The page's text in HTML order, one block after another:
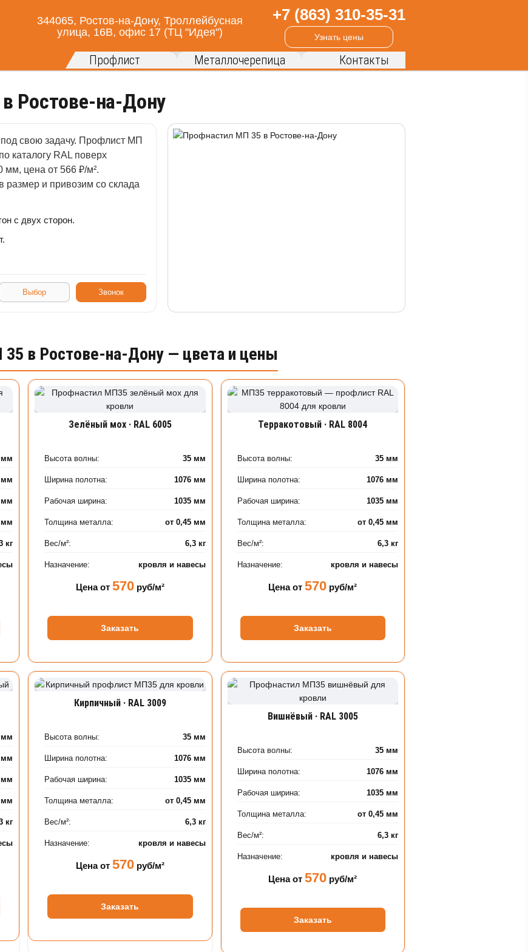
344065, Ростов-на-Дону, Троллейбусная
улица, 16В, офис 17 (ТЦ "Идея")
+7 (863) 310-35-31
Узнать цены
Профлист Металлочерепица Контакты
Ростове-на-Дону
свою задачу. Профлист МП
каталогу RAL поверх
мм, цена от 566 ₽/м².
и привозим со склада
с двух сторон.
Выбор Звонок
в Ростове-на-Дону — цвета и цены
мм
мм
мм
мм
кг
Зелёный мох · RAL 6005
Высота волны: 35 мм
Ширина полотна: 1076 мм
Рабочая ширина: 1035 мм
Толщина металла: от 0,45 мм
Вес/м²: 6,3 кг
Назначение: кровля и навесы
Цена от 570руб/м²
Заказать
Терракотовый · RAL 8004
Высота волны: 35 мм
Ширина полотна: 1076 мм
Рабочая ширина: 1035 мм
Толщина металла: от 0,45 мм
Вес/м²: 6,3 кг
Назначение: кровля и навесы
Цена от570 руб/м²
Заказать
мм
мм
мм
мм
кг
Кирпичный · RAL 3009
Высота волны: 35 мм
Ширина полотна: 1076 мм
Рабочая ширина: 1035 мм
Толщина металла: от 0,45 мм
Вес/м²: 6,3 кг
Назначение: кровля и навесы
Цена от 570руб/м²
Заказать
Вишнёвый · RAL 3005
Высота волны: 35 мм
Ширина полотна: 1076 мм
Рабочая ширина: 1035 мм
Толщина металла: от 0,45 мм
Вес/м²: 6,3 кг
Назначение: кровля и навесы
Цена от570 руб/м²
Заказать